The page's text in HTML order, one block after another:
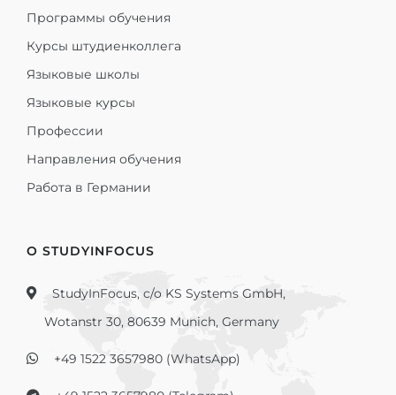
Программы обучения
Курсы штудиенколлега
Языковые школы
Языковые курсы
Профессии
Направления обучения
Работа в Германии
О STUDYINFOCUS
StudyInFocus, c/o KS Systems GmbH,
Wotanstr 30, 80639 Munich, Germany
+49 1522 3657980 (WhatsApp)